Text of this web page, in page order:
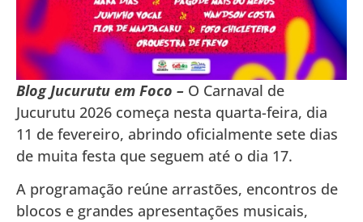
Blog Jucurutu em Foco – O Carnaval de
Jucurutu 2026 começa nesta quarta-feira, dia
11 de fevereiro, abrindo oficialmente sete dias
de muita festa que seguem até o dia 17.
A programação reúne arrastões, encontros de
blocos e grandes apresentações musicais,